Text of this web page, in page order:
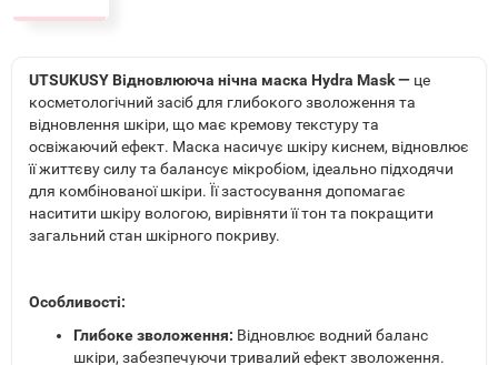
UTSUKUSY Відновлююча нічна маска Hydra Mask — це
косметологічний засіб для глибокого зволоження та
відновлення шкіри, що має кремову текстуру та
освіжаючий ефект. Маска насичує шкіру киснем, відновлює
її життєву силу та балансує мікробіом, ідеально підходячи
для комбінованої шкіри. Її застосування допомагає
наситити шкіру вологою, вирівняти її тон та покращити
загальний стан шкірного покриву.
Особливості:
Глибоке зволоження: Відновлює водний баланс
шкіри, забезпечуючи тривалий ефект зволоження.